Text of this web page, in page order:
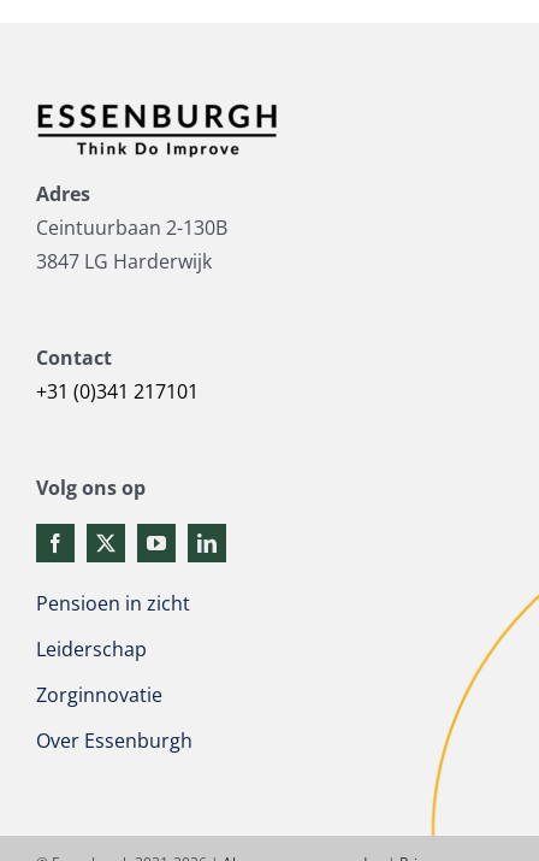
Adres
Ceintuurbaan 2-130B
3847 LG Harderwijk
Contact
+31 (0)341 217101
Volg ons op
Pensioen in zicht
Leiderschap
Zorginnovatie
Over Essenburgh